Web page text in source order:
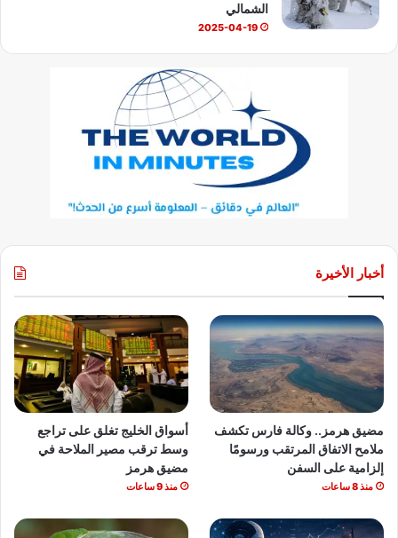
الشمالي
2025-04-19
أخبار الأخيرة
مضيق هرمز.. وكالة فارس تكشف
ملامح الاتفاق المرتقب ورسومًا
إلزامية على السفن
منذ 8 ساعات
أسواق الخليج تغلق على تراجع
وسط ترقب مصير الملاحة في
مضيق هرمز
منذ 9 ساعات